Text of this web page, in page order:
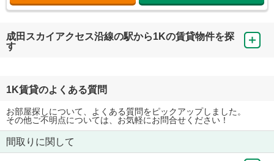
成田スカイアクセス沿線の駅から1Kの賃貸物件を探
す
1K賃貸のよくある質問
お部屋探しについて、よくある質問をピックアップしました。
その他ご不明点については、お気軽にお問合せください！
間取りに関して